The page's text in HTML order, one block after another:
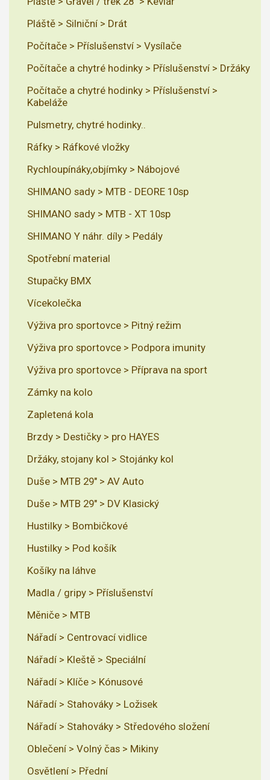
Pláště > Silniční > Drát
Počítače > Příslušenství > Vysílače
Počítače a chytré hodinky > Příslušenství > Držáky
Počítače a chytré hodinky > Příslušenství >
Kabeláže
Pulsmetry, chytré hodinky..
Ráfky > Ráfkové vložky
Rychloupínáky,objímky > Nábojové
SHIMANO sady > MTB - DEORE 10sp
SHIMANO sady > MTB - XT 10sp
SHIMANO Y náhr. díly > Pedály
Spotřební material
Stupačky BMX
Vícekolečka
Výživa pro sportovce > Pitný režim
Výživa pro sportovce > Podpora imunity
Výživa pro sportovce > Příprava na sport
Zámky na kolo
Zapletená kola
Brzdy > Destičky > pro HAYES
Držáky, stojany kol > Stojánky kol
Duše > MTB 29" > AV Auto
Duše > MTB 29" > DV Klasický
Hustilky > Bombičkové
Hustilky > Pod košík
Košíky na láhve
Madla / gripy > Příslušenství
Měniče > MTB
Nářadí > Centrovací vidlice
Nářadí > Kleště > Speciální
Nářadí > Klíče > Kónusové
Nářadí > Stahováky > Ložisek
Nářadí > Stahováky > Středového složení
Oblečení > Volný čas > Mikiny
Osvětlení > Přední